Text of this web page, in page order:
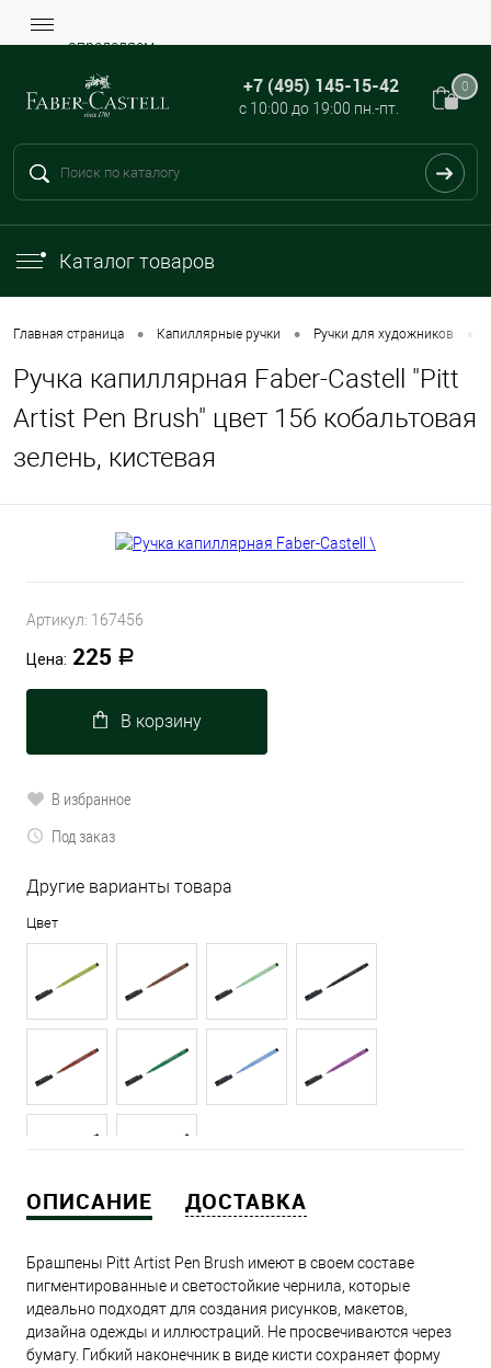
определяем...
+7 (495) 145-15-42
с 10:00 до 19:00 пн.-пт.
0
Каталог товаров
Главная страница • Капиллярные ручки • Ручки для художников
Ручка капиллярная Faber-Castell "Pitt
Artist Pen Brush" цвет 156 кобальтовая
зелень, кистевая
Артикул: 167456
Цена: 225 Р
В корзину
В избранное
Под заказ
Другие варианты товара
Цвет
ОПИСАНИЕ ДОСТАВКА
Брашпены Pitt Artist Pen Brush имеют в своем составе
пигментированные и светостойкие чернила, которые
идеально подходят для создания рисунков, макетов,
дизайна одежды и иллюстраций. Не просвечиваются через
бумагу. Гибкий наконечник в виде кисти сохраняет форму